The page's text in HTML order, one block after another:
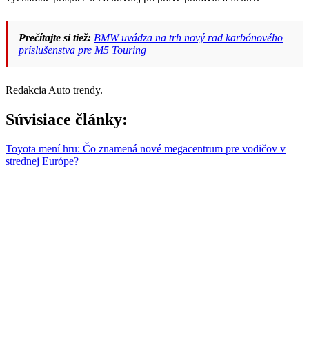
Prečítajte si tiež: BMW uvádza na trh nový rad karbónového
príslušenstva pre M5 Touring
Redakcia Auto trendy.
Súvisiace články:
Toyota mení hru: Čo znamená nové megacentrum pre vodičov v
strednej Európe?